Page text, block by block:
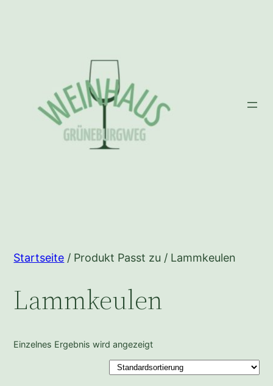
Startseite / Produkt Passt zu / Lammkeulen
Lammkeulen
Einzelnes Ergebnis wird angezeigt